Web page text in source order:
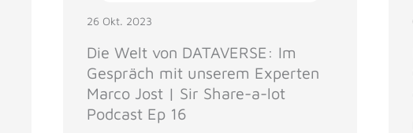
26 Okt. 2023
Die Welt von DATAVERSE: Im
Gespräch mit unserem Experten
Marco Jost | Sir Share-a-lot
Podcast Ep 16